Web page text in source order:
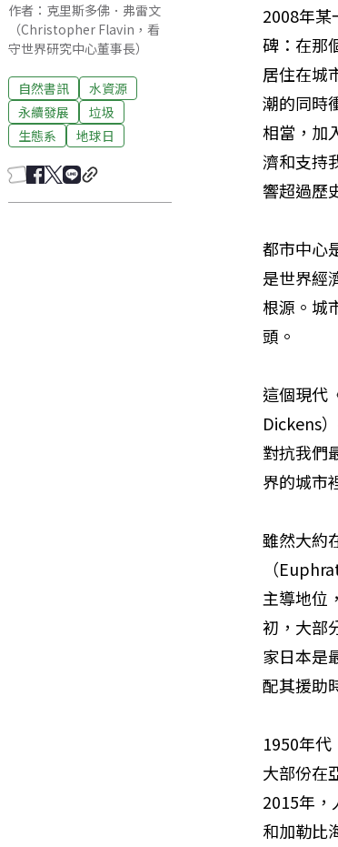
作者：克里斯多佛．弗雷文
（Christopher Flavin，看
守世界研究中心董事長）
自然書訊
水資源
永續發展
垃圾
生態系
地球日
2008年某
碑：在那
居住在城
潮的同時
相當，加
濟和支持
響超過歷
都市中心
是世界經
根源。城
頭。
這個現代
Dickens
對抗我們
界的城市
雖然大約
（
主導地位
初，大部
家――日本
配其援助
1950年
大部份在
2015年，
和加勒比